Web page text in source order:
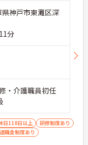
神戸市東灘区深
分
・介護職員初任
日110日以上
研修制度あり
退職金制度あり